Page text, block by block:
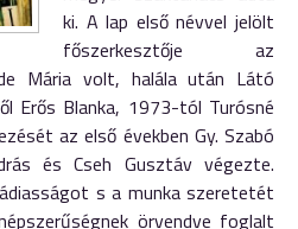
ki. A lap első névvel jelölt
főszerkesztője az
Mária volt, halála után Látó
Erős Blanka, 1973-tól Turósné
az első években Gy. Szabó
és Cseh Gusztáv végezte.
s a munka szeretetét
örvendve foglalt